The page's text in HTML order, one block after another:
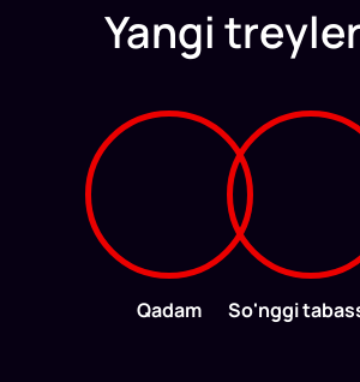
Yangi
Qadam So'nggi